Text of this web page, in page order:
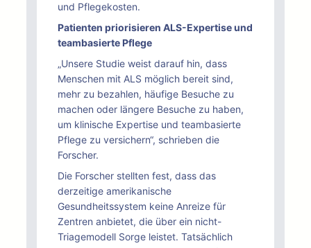
und Pflegekosten.
Patienten priorisieren ALS-Expertise und
teambasierte Pflege
„Unsere Studie weist darauf hin, dass
Menschen mit ALS möglich bereit sind,
mehr zu bezahlen, häufige Besuche zu
machen oder längere Besuche zu haben,
um klinische Expertise und teambasierte
Pflege zu versichern“, schrieben die
Forscher.
Die Forscher stellten fest, dass das
derzeitige amerikanische
Gesundheitssystem keine Anreize für
Zentren anbietet, die über ein nicht-
Triagemodell Sorge leistet. Tatsächlich